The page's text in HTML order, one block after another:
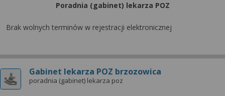
Poradnia (gabinet) lekarza POZ
Brak wolnych terminów w rejestracji elektronicznej
Gabinet lekarza POZ brzozowica
poradnia (gabinet) lekarza poz